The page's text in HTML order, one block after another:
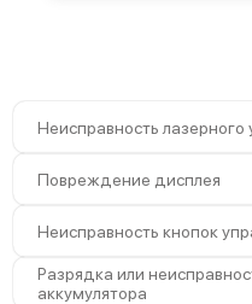
Неисправность лазерного
Повреждение дисплея
Неисправность кнопок
Разрядка или
аккумулятора